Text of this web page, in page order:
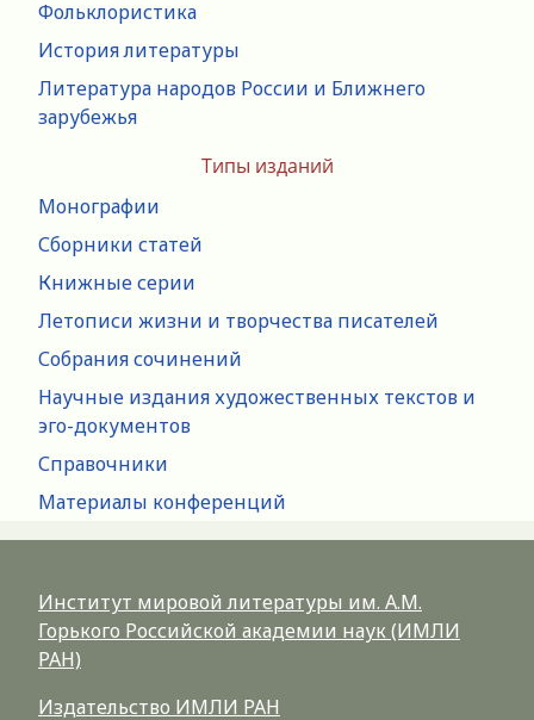
Фольклористика
История литературы
Литература народов России и Ближнего
зарубежья
Типы изданий
Монографии
Сборники статей
Книжные серии
Летописи жизни и творчества писателей
Собрания сочинений
Научные издания художественных текстов и
эго-документов
Справочники
Материалы конференций
Институт мировой литературы им. А.М.
Горького Российской академии наук (ИМЛИ
РАН)
Издательство ИМЛИ РАН